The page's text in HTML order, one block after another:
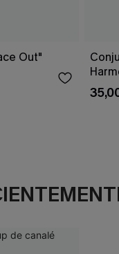
Out"